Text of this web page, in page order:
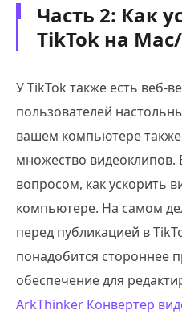
Часть 2: Как
TikTok на
У TikTok также есть веб-
пользователей
вашем компьютере
множество видеоклипов.
вопросом, как ускорить
компьютере. На самом
перед публикацией в
понадобится стороннее
обеспечение для
ArkThinker Конвертер